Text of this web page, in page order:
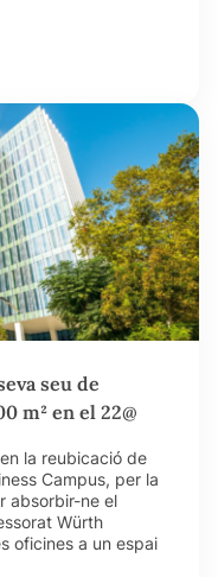
seu de
m² en el 22@
la reubicació de
Campus, per la
absorbir-ne el
Würth
oficines a un espai